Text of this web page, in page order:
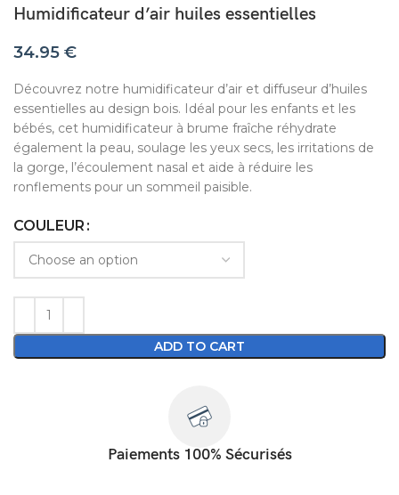
Humidificateur d’air huiles essentielles
34.95 €
Découvrez notre humidificateur d’air et diffuseur d’huiles
essentielles au design bois. Idéal pour les enfants et les
bébés, cet humidificateur à brume fraîche réhydrate
également la peau, soulage les yeux secs, les irritations de
la gorge, l’écoulement nasal et aide à réduire les
ronflements pour un sommeil paisible.
COULEUR
ADD TO CART
Paiements 100% Sécurisés